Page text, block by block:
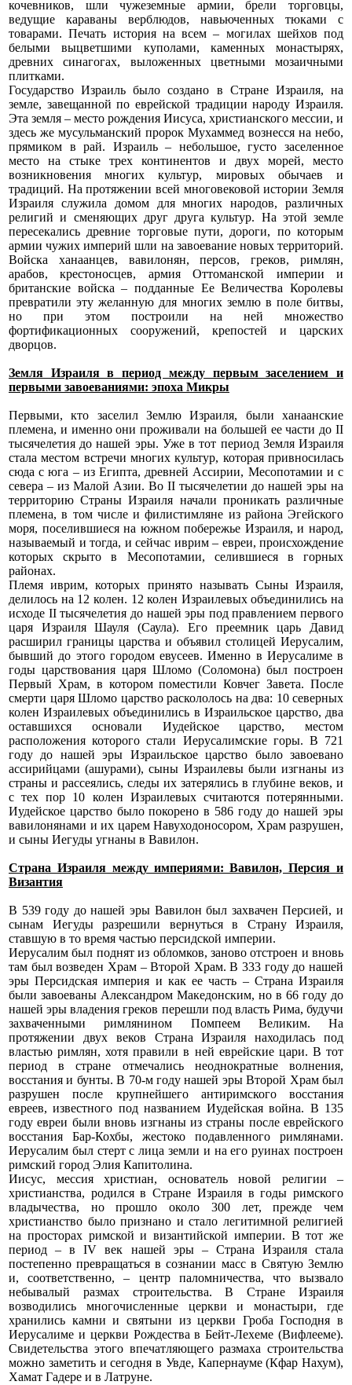
кочевников, шли чужеземные армии, брели торговцы,
ведущие караваны верблюдов, навьюченных тюками с
товарами. Печать история на всем – могилах шейхов под
белыми выцветшими куполами, каменных монастырях,
древних синагогах, выложенных цветными мозаичными
плитками.
Государство Израиль было создано в Стране Израиля, на
земле, завещанной по еврейской традиции народу Израиля.
Эта земля – место рождения Иисуса, христианского мессии, и
здесь же мусульманский пророк Мухаммед вознесся на небо,
прямиком в рай. Израиль – небольшое, густо заселенное
место на стыке трех континентов и двух морей, место
возникновения многих культур, мировых обычаев и
традиций. На протяжении всей многовековой истории Земля
Израиля служила домом для многих народов, различных
религий и сменяющих друг друга культур. На этой земле
пересекались древние торговые пути, дороги, по которым
армии чужих империй шли на завоевание новых территорий.
Войска ханаанцев, вавилонян, персов, греков, римлян,
арабов, крестоносцев, армия Оттоманской империи и
британские войска – подданные Ее Величества Королевы
превратили эту желанную для многих землю в поле битвы,
но при этом построили на ней множество
фортификационных сооружений, крепостей и царских
дворцов.
Земля Израиля в период между первым заселением и
первыми завоеваниями: эпоха Микры
Первыми, кто заселил Землю Израиля, были ханаанские
племена, и именно они проживали на большей ее части до II
тысячелетия до нашей эры. Уже в тот период Земля Израиля
стала местом встречи многих культур, которая привносилась
сюда с юга – из Египта, древней Ассирии, Месопотамии и с
севера – из Малой Азии. Во II тысячелетии до нашей эры на
территорию Страны Израиля начали проникать различные
племена, в том числе и филистимляне из района Эгейского
моря, поселившиеся на южном побережье Израиля, и народ,
называемый и тогда, и сейчас иврим – евреи, происхождение
которых скрыто в Месопотамии, селившиеся в горных
районах.
Племя иврим, которых принято называть Сыны Израиля,
делилось на 12 колен. 12 колен Израилевых объединились на
исходе II тысячелетия до нашей эры под правлением первого
царя Израиля Шауля (Саула). Его преемник царь Давид
расширил границы царства и объявил столицей Иерусалим,
бывший до этого городом евусеев. Именно в Иерусалиме в
годы царствования царя Шломо (Соломона) был построен
Первый Храм, в котором поместили Ковчег Завета. После
смерти царя Шломо царство раскололось на два: 10 северных
колен Израилевых объединились в Израильское царство, два
оставшихся основали Иудейское царство, местом
расположения которого стали Иерусалимские горы. В 721
году до нашей эры Израильское царство было завоевано
ассирийцами (ашурами), сыны Израилевы были изгнаны из
страны и рассеялись, следы их затерялись в глубине веков, и
с тех пор 10 колен Израилевых считаются потерянными.
Иудейское царство было покорено в 586 году до нашей эры
вавилонянами и их царем Навуходоносором, Храм разрушен,
и сыны Иегуды угнаны в Вавилон.
Страна Израиля между империями: Вавилон, Персия и
Византия
В 539 году до нашей эры Вавилон был захвачен Персией, и
сынам Иегуды разрешили вернуться в Страну Израиля,
ставшую в то время частью персидской империи.
Иерусалим был поднят из обломков, заново отстроен и вновь
там был возведен Храм – Второй Храм. В 333 году до нашей
эры Персидская империя и как ее часть – Страна Израиля
были завоеваны Александром Македонским, но в 66 году до
нашей эры владения греков перешли под власть Рима, будучи
захваченными римлянином Помпеем Великим. На
протяжении двух веков Страна Израиля находилась под
властью римлян, хотя правили в ней еврейские цари. В тот
период в стране отмечались неоднократные волнения,
восстания и бунты. В 70-м году нашей эры Второй Храм был
разрушен после крупнейшего антиримского восстания
евреев, известного под названием Иудейская война. В 135
году евреи были вновь изгнаны из страны после еврейского
восстания Бар-Кохбы, жестоко подавленного римлянами.
Иерусалим был стерт с лица земли и на его руинах построен
римский город Элия Капитолина.
Иисус, мессия христиан, основатель новой религии –
христианства, родился в Стране Израиля в годы римского
владычества, но прошло около 300 лет, прежде чем
христианство было признано и стало легитимной религией
на просторах римской и византийской империи. В тот же
период – в IV век нашей эры – Страна Израиля стала
постепенно превращаться в сознании масс в Святую Землю
и, соответственно, – центр паломничества, что вызвало
небывалый размах строительства. В Стране Израиля
возводились многочисленные церкви и монастыри, где
хранились камни и святыни из церкви Гроба Господня в
Иерусалиме и церкви Рождества в Бейт-Лехеме (Вифлееме).
Свидетельства этого впечатляющего размаха строительства
можно заметить и сегодня в Увде, Капернауме (Кфар Нахум),
Хамат Гадере и в Латруне.